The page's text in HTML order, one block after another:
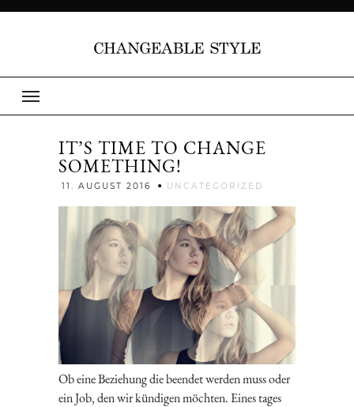
IT’S TIME TO CHANGE
SOMETHING!
11. AUGUST 2016 UNCATEGORIZED
Ob eine Beziehung die beendet werden muss oder
ein Job, den wir kündigen möchten. Eines tages